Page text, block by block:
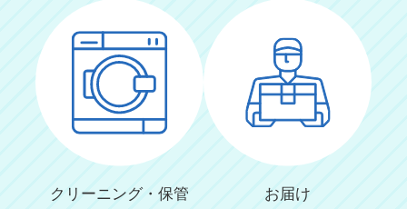
クリーニング・保管 お届け